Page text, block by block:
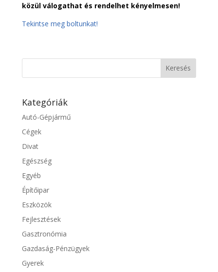
közül válogathat és rendelhet kényelmesen!
Tekintse meg boltunkat!
Kategóriák
Autó-Gépjármű
Cégek
Divat
Egészség
Egyéb
Építőipar
Eszközök
Fejlesztések
Gasztronómia
Gazdaság-Pénzügyek
Gyerek